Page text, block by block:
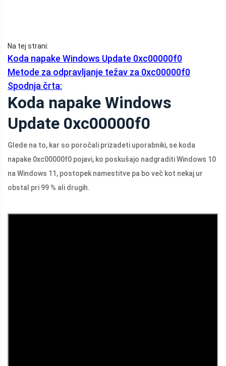
Na tej strani:
Koda napake Windows Update 0xc00000f0
Metode za odpravljanje težav za 0xc00000f0
Spodnja črta:
Koda napake Windows
Update 0xc00000f0
Glede na to, kar so poročali prizadeti uporabniki, se koda
napake 0xc00000f0 pojavi, ko poskušajo nadgraditi Windows 10
na Windows 11, postopek namestitve pa bo več kot nekaj ur
obstal pri 99 % ali drugih.